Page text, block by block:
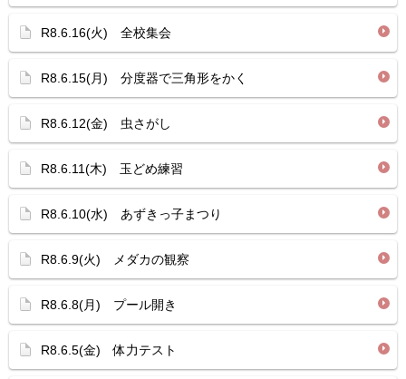
R8.6.16(火) 全校集会
R8.6.15(月) 分度器で三角形をかく
R8.6.12(金) 虫さがし
R8.6.11(木) 玉どめ練習
R8.6.10(水) あずきっ子まつり
R8.6.9(火) メダカの観察
R8.6.8(月) プール開き
R8.6.5(金) 体力テスト